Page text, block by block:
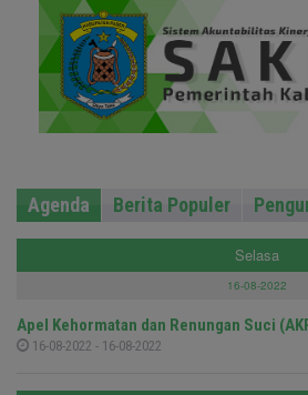
Agenda Berita Populer
Selasa
16-08-2022
Apel Kehormatan dan Renungan Suci
16-08-2022 - 16-08-2022